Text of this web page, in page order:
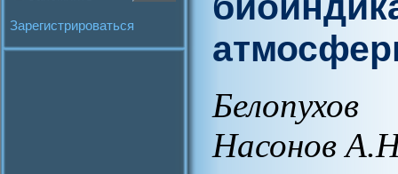
Зарегистрироваться
Насонов